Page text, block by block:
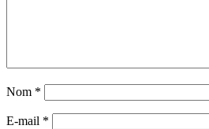
Nom *
E-mail *